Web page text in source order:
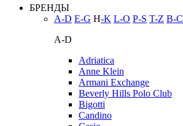
БРЕНДЫ
A-D E-G H-K L-O P-S T-Z В-С
A-D
Adriatica
Anne Klein
Armani Exchange
Beverly Hills Polo Club
Bigotti
Candino